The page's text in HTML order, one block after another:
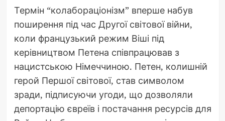
Термін “колабораціонізм” вперше набув
поширення під час Другої світової війни,
коли французький режим Віші під
керівництвом Петена співпрацював з
нацистською Німеччиною. Петен, колишній
герой Першої світової, став символом
зради, підписуючи угоди, що дозволяли
депортацію євреїв і постачання ресурсів для